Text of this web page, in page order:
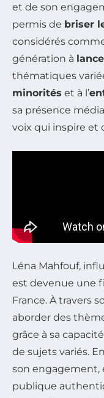
et de son
permis de briser
considérés
génération à
thématiques
minorités et à l’
sa présence
voix qui inspire et
Léna Mahfouf,
est devenue une
France. À travers
aborder des
grâce à sa
de sujets variés.
son engagement,
publique